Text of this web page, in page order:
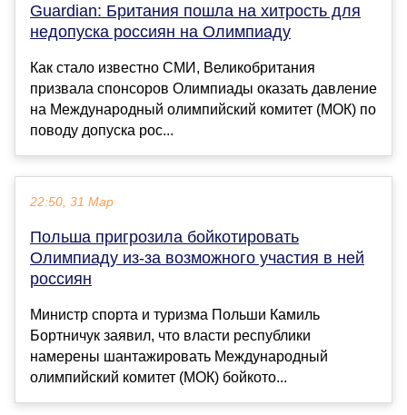
Guardian: Британия пошла на хитрость для
недопуска россиян на Олимпиаду
Как стало известно СМИ, Великобритания
призвала спонсоров Олимпиады оказать давление
на Международный олимпийский комитет (МОК) по
поводу допуска рос...
22:50, 31 Мар
Польша пригрозила бойкотировать
Олимпиаду из-за возможного участия в ней
россиян
Министр спорта и туризма Польши Камиль
Бортничук заявил, что власти республики
намерены шантажировать Международный
олимпийский комитет (МОК) бойкото...